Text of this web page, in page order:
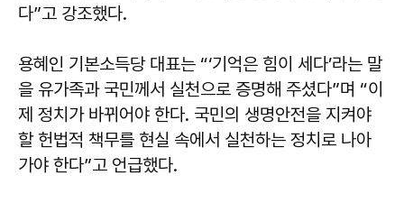
다”고 강조했다.
용혜인 기본소득당 대표는 “‘기억은 힘이 세다’라는 말
을 유가족과 국민께서 실천으로 증명해 주셨다”며 “이
제 정치가 바뀌어야 한다. 국민의 생명안전을 지켜야
할 헌법적 책무를 현실 속에서 실천하는 정치로 나아
가야 한다”고 언급했다.